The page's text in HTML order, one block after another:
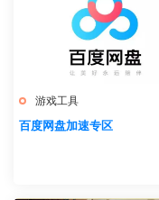
游戏工具
百度网盘加速专区